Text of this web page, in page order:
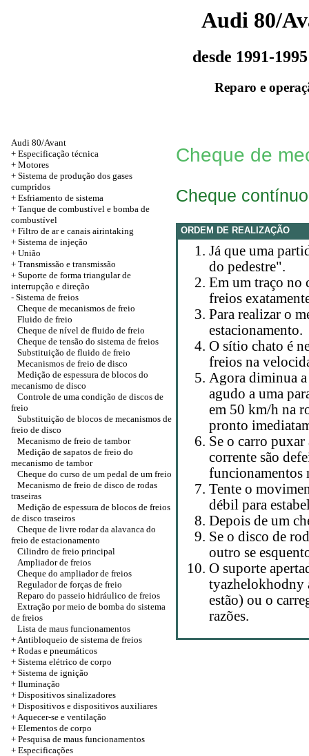
Audi 80/
desde 1991-
Reparo e
Audi 80/Avant
+ Especificação técnica
+ Motores
+ Sistema de produção dos gases
cumpridos
+ Esfriamento de sistema
+ Tanque de combustível e bomba de
combustível
+ Filtro de ar e canais airintaking
+ Sistema de injeção
+ União
+ Transmissão e transmissão
+ Suporte de forma triangular de
interrupção e direção
- Sistema de freios
Cheque de mecanismos de freio
Fluido de freio
Cheque de nível de fluido de freio
Cheque de tensão do sistema de freios
Substituição de fluido de freio
Mecanismos de freio de disco
Medição de espessura de blocos do
mecanismo de disco
Controle de uma condição de discos de
freio
Substituição de blocos de mecanismos de
freio de disco
Mecanismo de freio de tambor
Medição de sapatos de freio do
mecanismo de tambor
Cheque do curso de um pedal de um freio
Mecanismo de freio de disco de rodas
traseiras
Medição de espessura de blocos de freios
de disco traseiros
Cheque de livre rodar da alavanca do
freio de estacionamento
Cilindro de freio principal
Ampliador de freios
Cheque do ampliador de freios
Regulador de forças de freio
Reparo do passeio hidráulico de freios
Extração por meio de bomba do sistema
de freios
Lista de maus funcionamentos
+ Antibloqueio de sistema de freios
+ Rodas e pneumáticos
+ Sistema elétrico de corpo
+ Sistema de ignição
+ Iluminação
+ Dispositivos sinalizadores
+ Dispositivos e dispositivos auxiliares
+Aquecer-se e ventilação
+ Elementos de corpo
+ Pesquisa de maus funcionamentos
+ Especificações
Cheque de
Cheque contínuo
ORDEM DE REALIZAÇÃO
Já que uma
do pedestre".
Em um traço no
freios
Para realizar o
estacionamento.
O sítio chato é
freios na
Agora diminua
agudo a uma
em 50 km/h na
pronto
Se o carro
corrente são
funcionamentos
Tente o
débil para
Depois de um
Se o disco de
outro se
O suporte
tyazhelokhodny
estão) ou o
razões.